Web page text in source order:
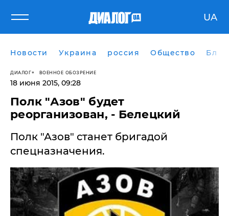
UA
Новости Украина россия Общество
ДИАЛОГ ВОЕННОЕ ОБОЗРЕНИЕ
18 июня 2015, 09:28
Полк "Азов" будет
реорганизован, - Белецкий
Полк "Азов" станет бригадой
спецназначения.